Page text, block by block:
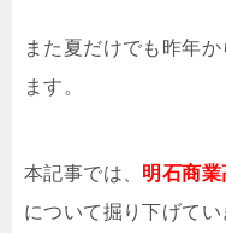
また夏だけでも昨年か
ます。
本記事では、 明石商
について掘り下げてい